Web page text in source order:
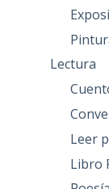
Lectura
Leer
Libro